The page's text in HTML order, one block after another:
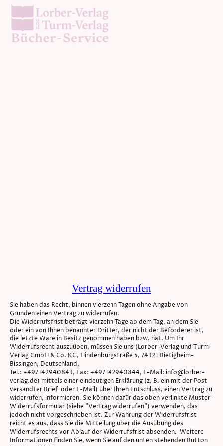
Vertrag widerrufen
Sie haben das Recht, binnen vierzehn Tagen ohne Angabe von
Gründen einen Vertrag zu widerrufen.
Die Widerrufsfrist beträgt vierzehn Tage ab dem Tag, an dem Sie
oder ein von Ihnen benannter Dritter, der nicht der Beförderer ist,
die letzte Ware in Besitz genommen haben bzw. hat. Um Ihr
Widerrufsrecht auszuüben, müssen Sie uns (Lorber-Verlag und Turm-
Verlag GmbH & Co. KG, Hindenburgstraße 5, 74321 Bietigheim-
Bissingen, Deutschland,
Tel.: +497142940843, Fax: +497142940844, E-Mail: info@lorber-
verlag.de) mittels einer eindeutigen Erklärung (z. B. ein mit der Post
versandter Brief oder E-Mail) über Ihren Entschluss, einen Vertrag zu
widerrufen, informieren. Sie können dafür das oben verlinkte Muster-
Widerrufsformular (siehe "Vertrag widerrufen") verwenden, das
jedoch nicht vorgeschrieben ist. Zur Wahrung der Widerrufsfrist
reicht es aus, dass Sie die Mitteilung über die Ausübung des
Widerrufsrechts vor Ablauf der Widerrufsfrist absenden. Weitere
Informationen finden Sie, wenn Sie auf den unten stehenden Button